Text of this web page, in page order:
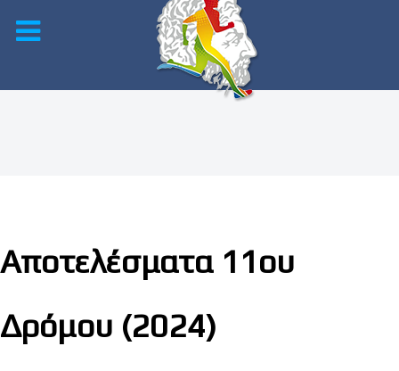
Αποτελέσματα 11ου
Δρόμου (2024)